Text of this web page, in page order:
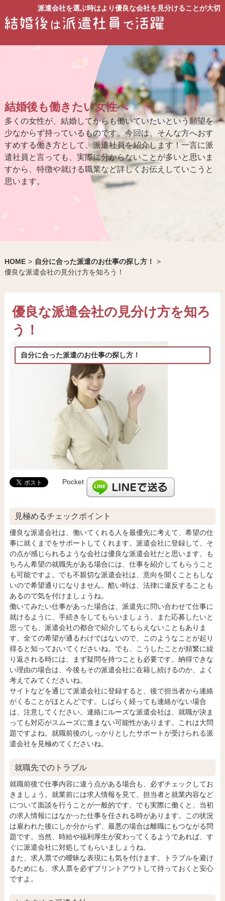
派遣会社を選ぶ時はより優良な会社を見分けることが大切
結婚後も働きたい女性へ
多くの女性が、結婚してからも働いていたいという願望を
少なからず持っているものです。今回は、そんな方へおす
すめする働き方として、派遣社員を紹介します！一言に派
遣社員と言っても、実際に分からないことが多いと思いま
すから、特徴や就ける職業など詳しくお伝えしていこうと
思います。
HOME > 自分に合った派遣のお仕事の探し方！
>
優良な派遣会社の見分け方を知ろう！
優良な派遣会社の見分け方を知ろ
う！
自分に合った派遣のお仕事の探し方！
Pocket
見極めるチェックポイント
優良な派遣会社は、働いてくれる人を最優先に考えて、希望の仕
事に就くまでをサポートしてくれます。派遣会社に登録して、そ
の点が感じられるような会社は優良な派遣会社だと思います。も
ちろん希望の就職先がある場合には、仕事を紹介してもらうこと
も可能ですよ。でも不親切な派遣会社は、意向を聞くこともしな
いので希望通りになりません。酷い時は、法律に違反することも
あるので気を付けましょうね。
働いてみたい仕事があった場合は、派遣先に問い合わせて仕事に
就けるように、手続きをしてもらいましょう。また応募したいと
思っても、派遣会社の都合で紹介してもらえないこともありま
す。全ての希望が通るわけではないので、このようなことが起り
得ると知っておいてくださいね。でも、こうしたことが頻繁に繰
り返される時には、まず疑問を持つことも必要です。納得できな
い理由の場合は、今後もその派遣会社に在籍し続けるのか、よく
考えてみてくださいね。
サイトなどを通じて派遣会社に登録すると、後で担当者から連絡
がくることがほとんどです。しばらく経っても連絡がない場合
は、注意してください。連絡にルーズな派遣会社は、就職が決ま
っても対応がスムーズに進まない可能性があります。これは大問
題ですよね。就職前後のしっかりとしたサポートが受けられる派
遣会社を見極めてくださいね。
就職先でのトラブル
就職前後で仕事内容に違う点がある場合も、必ずチェックしてお
きましょう。就業前には求人情報を見て、担当者と就業内容など
について面談を行うことが一般的です。でも実際に働くと、当初
の求人情報にはなかった仕事を任される時があります。この状況
は雇われた後にしか分からず、最悪の場合は離職にもつながる問
題です。当然、時給や福利厚生が変わってくるようであれば、す
ぐに派遣会社に対処してもらいましょうね。
また、求人票での曖昧な表現にも気を付けます。トラブルを避け
るためにも、求人票を必ずプリントアウトして持っておくと安心
ですよ。